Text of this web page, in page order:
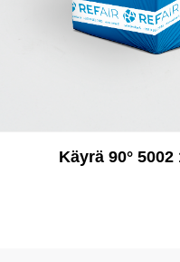
Käyrä 90° 5002